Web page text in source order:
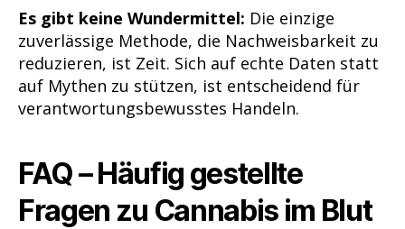
Es gibt keine Wundermittel: Die einzige
zuverlässige Methode, die Nachweisbarkeit zu
reduzieren, ist Zeit. Sich auf echte Daten statt
auf Mythen zu stützen, ist entscheidend für
verantwortungsbewusstes Handeln.
FAQ – Häufig gestellte
Fragen zu Cannabis im Blut